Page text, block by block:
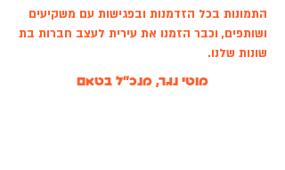
התמונות בכל הזדמנות ובפגישות עם משקיעים
ושותפים, וכבר הזמנו את עירית לעצב חברות בת
שונות שלנו.
מוטי נגר, מנכ"ל בטאם